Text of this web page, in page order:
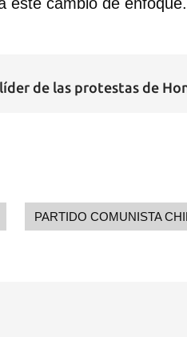
de las protestas de
PARTIDO COMUNISTA